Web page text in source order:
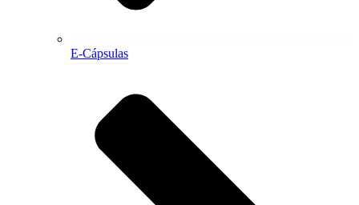
E-Cápsulas